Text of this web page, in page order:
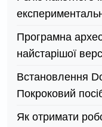
Програмна
найстарішої
Встановлення
Покроковий
Як отримати